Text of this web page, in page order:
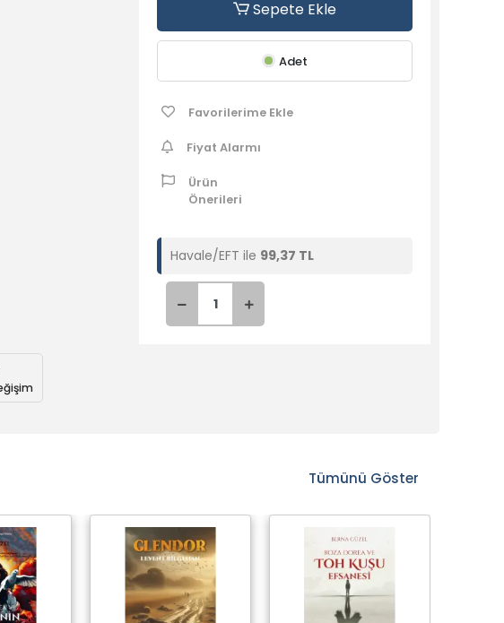
Aynası' isimli şiir
Sepete Ekle
Adet
Favorilerime Ekle
Fiyat Alarmı
Ürün
Önerileri
Havale/EFT ile 99,37 TL
Tümünü Göster